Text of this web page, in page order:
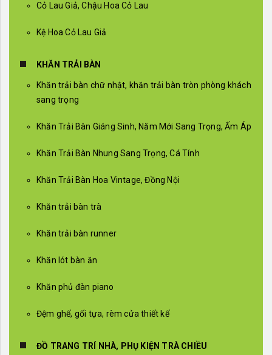
Cỏ Lau Giả, Chậu Hoa Cỏ Lau
Kệ Hoa Cỏ Lau Giả
KHĂN TRẢI BÀN
Khăn trải bàn chữ nhật, khăn trải bàn tròn phòng khách
sang trọng
Khăn Trải Bàn Giáng Sinh, Năm Mới Sang Trọng, Ấm Áp
Khăn Trải Bàn Nhung Sang Trọng, Cá Tính
Khăn Trải Bàn Hoa Vintage, Đồng Nội
Khăn trải bàn trà
Khăn trải bàn runner
Khăn lót bàn ăn
Khăn phủ đàn piano
Đệm ghế, gối tựa, rèm cửa thiết kế
ĐỒ TRANG TRÍ NHÀ, PHỤ KIỆN TRÀ CHIỀU